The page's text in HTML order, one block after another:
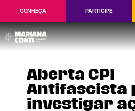
CONHEÇA PARTICIPE
Aberta CPI
Antifascista
investigar